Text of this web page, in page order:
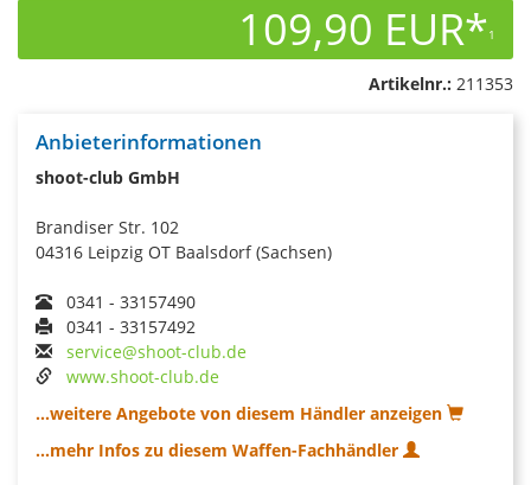
109,90 EUR*1
Artikelnr.: 211353
Anbieterinformationen
shoot-club GmbH
Brandiser Str. 102
04316 Leipzig OT Baalsdorf (Sachsen)
0341 - 33157490
0341 - 33157492
service@shoot-club.de
www.shoot-club.de
...weitere Angebote von diesem Händler anzeigen
...mehr Infos zu diesem Waffen-Fachhändler